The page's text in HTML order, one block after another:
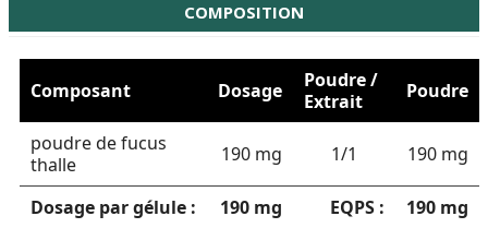
COMPOSITION
Composant Dosage
Poudre /
Extrait
Poudre
poudre de fucus
thalle
190 mg 1/1 190 mg
Dosage par gélule : 190 mg EQPS : 190 mg